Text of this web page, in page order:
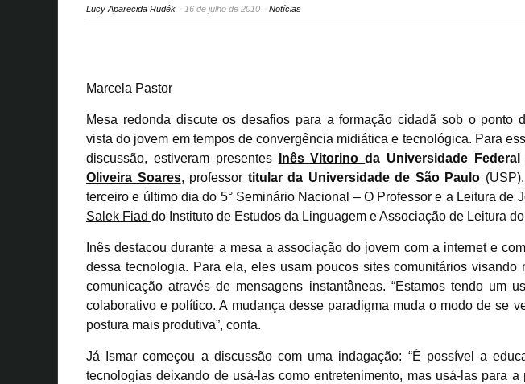
Lucy Aparecida Rudék 16 de julho de 2010 Notícias
Marcela Pastor
Mesa redonda discute os desafios para a formação cidadã sob o ponto
vista do jovem em tempos de convergência midiática e tecnológica. Para
discussão, estiveram presentes
Inês Vitorinoda Universidade
Oliveira Soares, professor titular da Universidade de São Paulo
terceiro e último dia do 5° Seminário Nacional – O Professor e a Leitura de
Salek Fiad do Instituto de Estudos da Linguagem e Associação de Leitura
Inês destacou durante a mesa a associação do jovem com a internet e
dessa tecnologia. Para ela, eles usam poucos sites comunitários visando
comunicação através de mensagens instantâneas. “Estamos tendo um
colaborativo e político. A mudança desse paradigma muda o modo de se
postura mais produtiva”, conta.
Já Ismar começou a discussão com uma indagação: “É possível a
tecnologias deixando de usá-las como entretenimento, mas usá-las para a